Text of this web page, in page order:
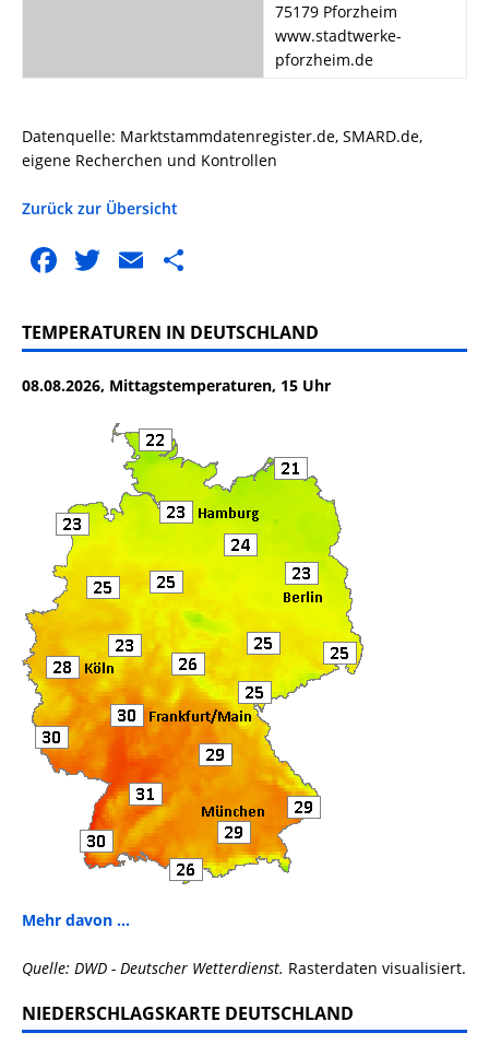
75179 Pforzheim
www.stadtwerke-
pforzheim.de
Datenquelle: Marktstammdatenregister.de, SMARD.de,
eigene Recherchen und Kontrollen
Zurück zur Übersicht
F
c
e
b
k
T
it
te
r
E
ai
l
le
n
TEMPERATUREN IN DEUTSCHLAND
08.08.2026, Mittagstemperaturen, 15 Uhr
Mehr davon ...
Quelle: DWD - Deutscher Wetterdienst. Rasterdaten visualisiert.
NIEDERSCHLAGSKARTE DEUTSCHLAND